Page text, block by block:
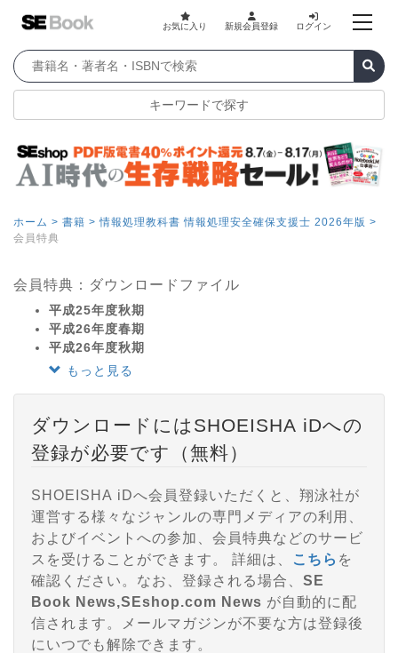
お気に入り 新規会員登録 ログイン
キーワードで探す
ホーム > 書籍 > 情報処理教科書 情報処理安全確保支援士 2026年版 >
会員特典
会員特典：ダウンロードファイル
平成25年度秋期
平成26年度春期
平成26年度秋期
もっと見る
ダウンロードにはSHOEISHA iDへの
登録が必要です（無料）
SHOEISHA iDへ会員登録いただくと、翔泳社が
運営する様々なジャンルの専門メディアの利用、
およびイベントへの参加、会員特典などのサービ
スを受けることができます。 詳細は、
こちら を
確認ください。なお、登録される場合、 SE
Book News,SEshop.com News が自動的に配
信されます。メールマガジンが不要な方は登録後
にいつでも解除できます。